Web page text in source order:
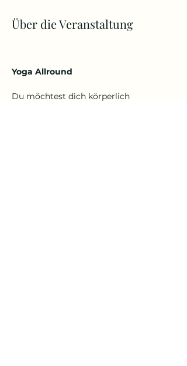
Über die Veranstaltung
Yoga Allround
Du möchtest dich körperlich